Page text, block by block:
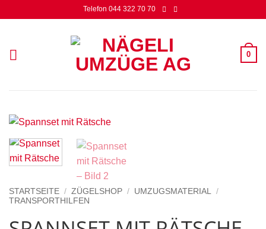
Inhalt
Telefon 044 322 70 70
0
STARTSEITE / ZÜGELSHOP / UMZUGSMATERIAL /
TRANSPORTHILFEN